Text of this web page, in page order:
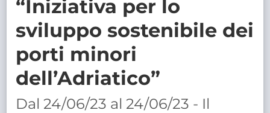
“Iniziativa per lo
sviluppo sostenibile dei
porti minori
dell’Adriatico”
Dal 24/06/23 al 24/06/23 - Il